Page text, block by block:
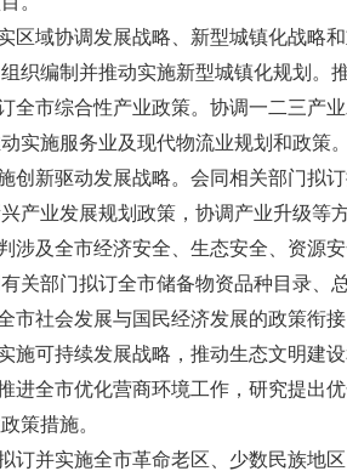
区域协调发展战略、新型城镇化战
织编制并推动实施新型城镇化规划。
全市综合性产业政策。协调一二三
实施服务业及现代物流业规划和政策
创新驱动发展战略。会同相关部门
产业发展规划政策，协调产业升级等
涉及全市经济安全、生态安全、资
关部门拟订全市储备物资品种目录、
市社会发展与国民经济发展的政策衔
施可持续发展战略，推动生态文明建
进全市优化营商环境工作，研究提
策措施。
订并实施全市革命老区、少数民族